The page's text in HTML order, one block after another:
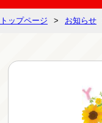
トップページ お知らせ